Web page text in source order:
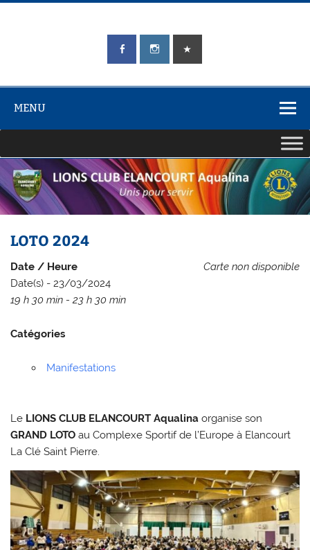
Skip
LIONS CLUB
ÉLANCOURT
MENU
LOTO 2024
Carte non disponible
Date / Heure
Date(s) - 23/03/2024
19 h 30 min - 23 h 30 min
Catégories
Manifestations
Le LIONS CLUB ELANCOURT Aqualina organise son
GRAND LOTO au Complexe Sportif de l’Europe à Elancourt
La Clé Saint Pierre.